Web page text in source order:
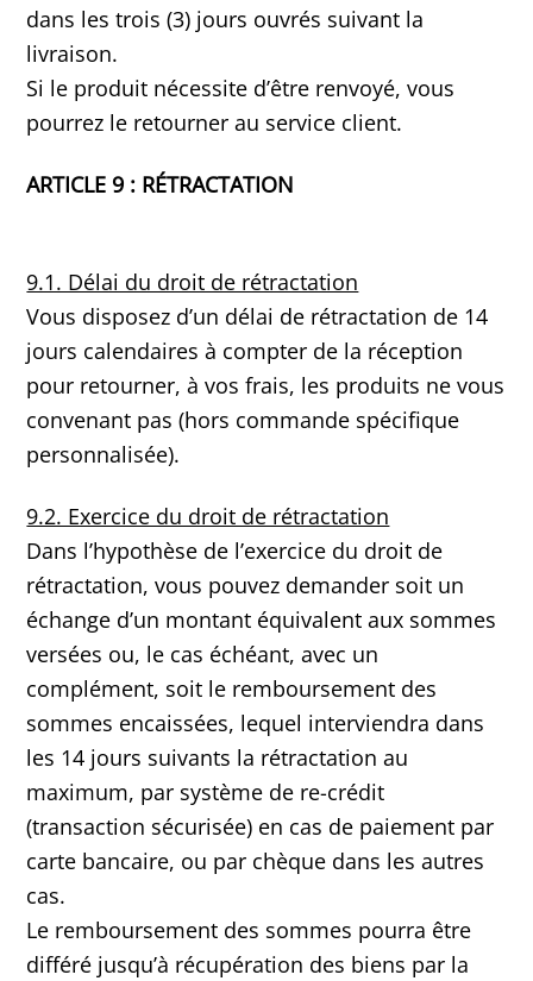
dans les trois (3) jours ouvrés suivant la
livraison.
Si le produit nécessite d’être renvoyé, vous
pourrez le retourner au service client.
ARTICLE 9 : RÉTRACTATION
9.1. Délai du droit de rétractation
Vous disposez d’un délai de rétractation de 14
jours calendaires à compter de la réception
pour retourner, à vos frais, les produits ne vous
convenant pas (hors commande spécifique
personnalisée).
9.2. Exercice du droit de rétractation
Dans l’hypothèse de l’exercice du droit de
rétractation, vous pouvez demander soit un
échange d’un montant équivalent aux sommes
versées ou, le cas échéant, avec un
complément, soit le remboursement des
sommes encaissées, lequel interviendra dans
les 14 jours suivants la rétractation au
maximum, par système de re-crédit
(transaction sécurisée) en cas de paiement par
carte bancaire, ou par chèque dans les autres
cas.
Le remboursement des sommes pourra être
différé jusqu’à récupération des biens par la